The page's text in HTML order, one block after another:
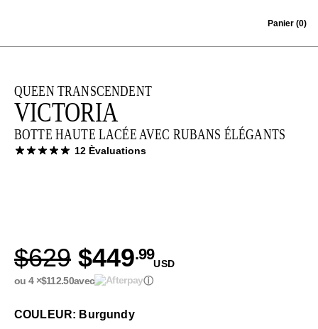
Panier (0)
QUEEN TRANSCENDENT
VICTORIA
BOTTE HAUTE LACÉE AVEC RUBANS ÉLÉGANTS
12 Èvaluations
$629 $449.99
USD
ou 4 ×$112.50avec ⓘ
COULEUR: Burgundy